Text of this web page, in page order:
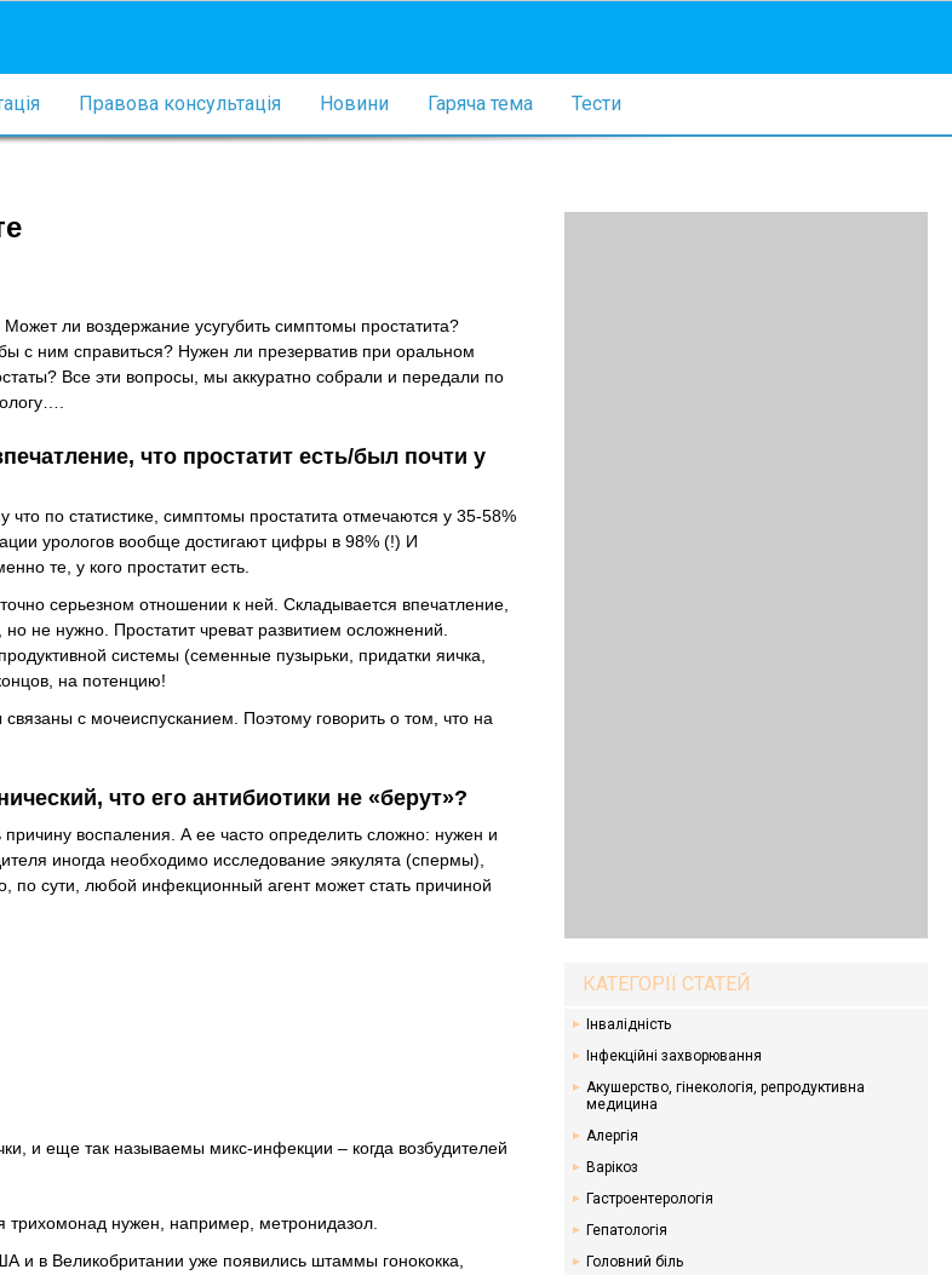
Правова консультація Новини Гаряча тема Тести
ли воздержание усугубить симптомы простатита?
с ним справиться? Нужен ли презерватив при оральном
Все эти вопросы, мы аккуратно собрали и передали по
что простатит есть/был почти у
что по статистике, симптомы простатита отмечаются у 35-58%
урологов вообще достигают цифры в 98% (!) И
те, у кого простатит есть.
серьезном отношении к ней. Складывается впечатление,
не нужно. Простатит чреват развитием осложнений.
системы (семенные пузырьки, придатки яичка,
на потенцию!
с мочеиспусканием. Поэтому говорить о том, что на
что его антибиотики не «берут»?
воспаления. А ее часто определить сложно: нужен и
иногда необходимо исследование эякулята (спермы),
по сути, любой инфекционный агент может стать причиной
и еще так называемы микс-инфекции – когда возбудителей
трихомонад нужен, например, метронидазол.
и в Великобритании уже появились штаммы гонококка,
КАТЕГОРІЇ СТАТЕЙ
Інвалідність
Інфекційні захворювання
Акушерство, гінекологія, репродуктивна
медицина
Алергія
Варікоз
Гастроентерологія
Гепатологія
Головний біль